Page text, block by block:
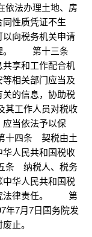
法办理土地、房
性质凭证不生
向税务机关申请
理。 第十三条
享和工作配合机
相关部门应当及
的信息，协助税
工作人员对税收
当依法予以保
十四条 契税由土
人民共和国税收
条 纳税人、税务
华人民共和国税
究法律责任。 第
年7月7日国务院发
止。